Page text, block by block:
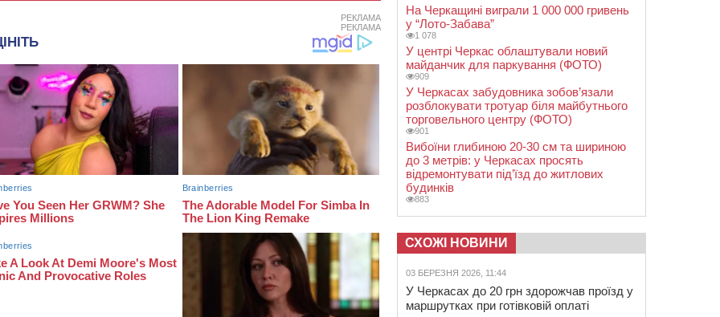
РЕКЛАМА
РЕКЛАМА
На Черкащині виграли 1 000 000 гривень
у “Лото-Забава”
1 078
У центрі Черкас облаштували новий
майданчик для паркування (ФОТО)
909
У Черкасах забудовника зобов’язали
розблокувати тротуар біля майбутнього
торговельного центру (ФОТО)
901
Вибоїни глибиною 20-30 см та шириною
до 3 метрів: у Черкасах просять
відремонтувати під’їзд до житлових
будинків
883
СХОЖІ НОВИНИ
03 БЕРЕЗНЯ 2026, 11:44
У Черкасах до 20 грн здорожчав проїзд у
маршрутках при готівковій оплаті